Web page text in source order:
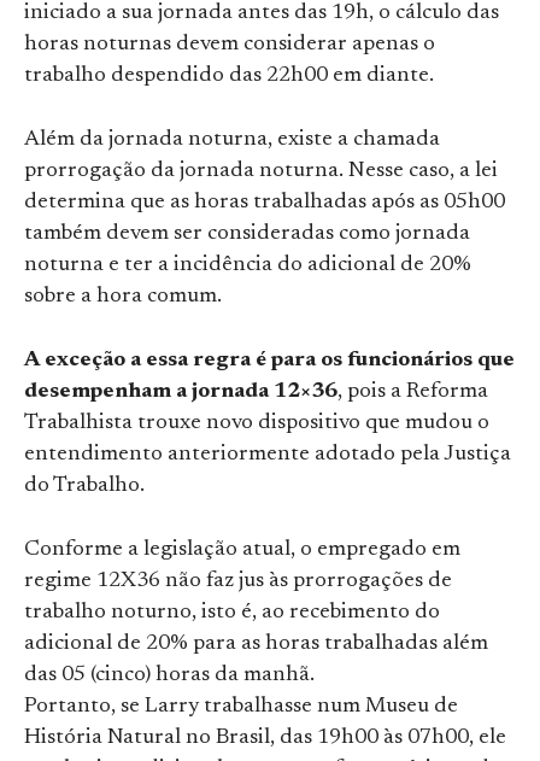
iniciado a sua jornada antes das 19h, o cálculo das
horas noturnas devem considerar apenas o
trabalho despendido das 22h00 em diante.
Além da jornada noturna, existe a chamada
prorrogação da jornada noturna. Nesse caso, a lei
determina que as horas trabalhadas após as 05h00
também devem ser consideradas como jornada
noturna e ter a incidência do adicional de 20%
sobre a hora comum.
A exceção a essa regra é para os funcionários que
desempenham a jornada 12×36, pois a Reforma
Trabalhista trouxe novo dispositivo que mudou o
entendimento anteriormente adotado pela Justiça
do Trabalho.
Conforme a legislação atual, o empregado em
regime 12X36 não faz jus às prorrogações de
trabalho noturno, isto é, ao recebimento do
adicional de 20% para as horas trabalhadas além
das 05 (cinco) horas da manhã.
Portanto, se Larry trabalhasse num Museu de
História Natural no Brasil, das 19h00 às 07h00, ele